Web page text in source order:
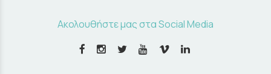
Ακολουθήστε μας στα Social Media